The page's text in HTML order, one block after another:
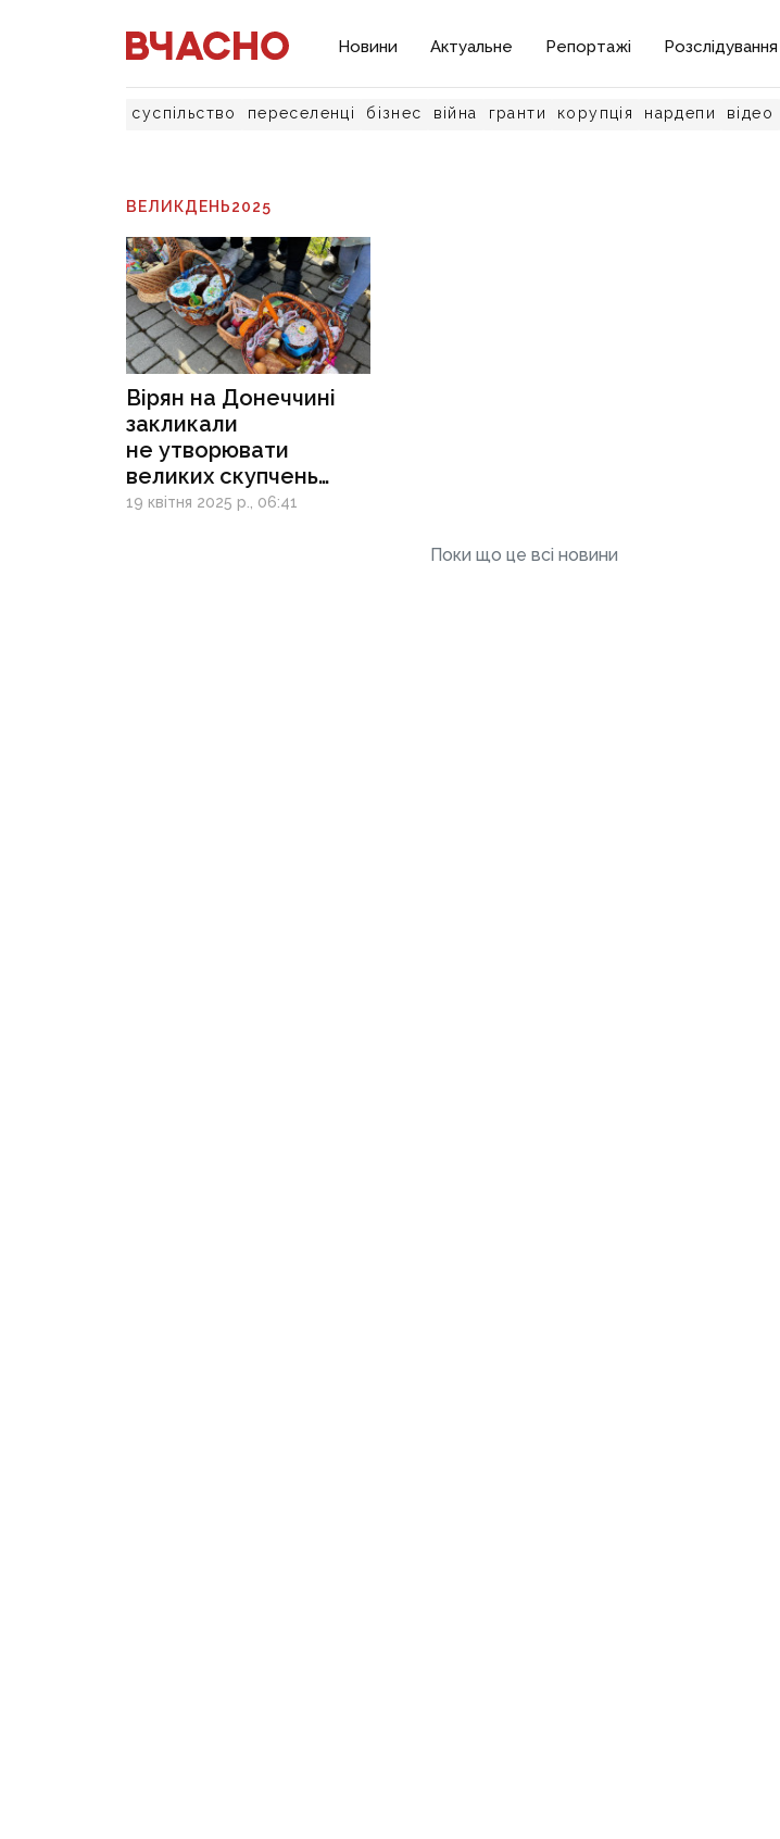
Новини Актуальне Репортажі Розслідування
суспільство переселенці бізнес війна гранти корупція нардепи відео
ВЕЛИКДЕНЬ2025
Вірян на Донеччині
закликали
не утворювати
великих скупчень
у Великдень та не
19 квітня 2025 р., 06:41
Поки що це всі новини